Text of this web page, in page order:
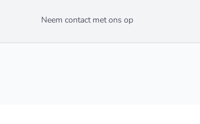
Neem contact met ons op